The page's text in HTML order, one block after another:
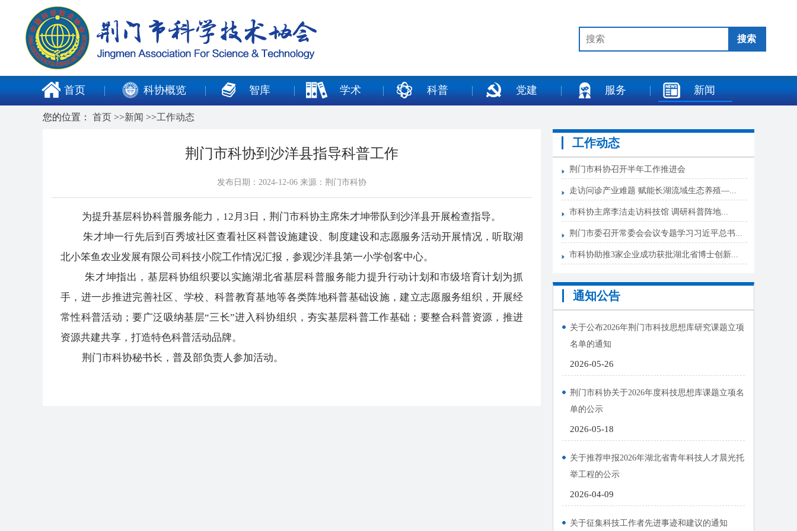
首页 科协概览 智库 学术 科普 党建 服务 新闻
您的位置： 首页 >>新闻 >>工作动态
荆门市科协到沙洋县指导科普工作
发布日期：2024-12-06 来源：荆门市科协
为提升基层科协科普服务能力，12月3日，荆门市科协主席朱才坤带队到沙洋县开展检查指导。
朱才坤一行先后到百秀坡社区查看社区科普设施建设、制度建设和志愿服务活动开展情况，听取湖
北小笨鱼农业发展有限公司科技小院工作情况汇报，参观沙洋县第一小学创客中心。
朱才坤指出，基层科协组织要以实施湖北省基层科普服务能力提升行动计划和市级培育计划为抓
手，进一步推进完善社区、学校、科普教育基地等各类阵地科普基础设施，建立志愿服务组织，开展经
常性科普活动；要广泛吸纳基层“三长”进入科协组织，夯实基层科普工作基础；要整合科普资源，推进
资源共建共享，打造特色科普活动品牌。
荆门市科协秘书长，普及部负责人参加活动。
工作动态
荆门市科协召开半年工作推进会
走访问诊产业难题 赋能长湖流域生态养殖—...
市科协主席李洁走访科技馆 调研科普阵地...
荆门市委召开常委会会议专题学习习近平总书...
市科协助推3家企业成功获批湖北省博士创新...
通知公告
关于公布2026年荆门市科技思想库研究课题立项
名单的通知
2026-05-26
荆门市科协关于2026年度科技思想库课题立项名
单的公示
2026-05-18
关于推荐申报2026年湖北省青年科技人才晨光托
举工程的公示
2026-04-09
关于征集科技工作者先进事迹和建议的通知